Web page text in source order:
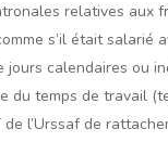
relatives aux
s’il était salarié
jours calendaires ou
du temps de travail
l’Urssaf de